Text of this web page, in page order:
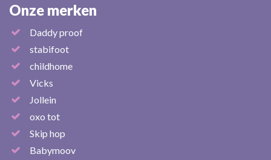
Onze merken
Daddy proof
stabifoot
childhome
Vicks
Jollein
oxo tot
Skip hop
Babymoov